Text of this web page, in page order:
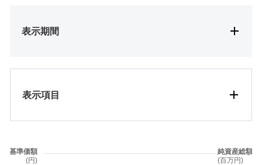
表示期間
表示項目
基準価額
(円)
純資産総額
(百万円)